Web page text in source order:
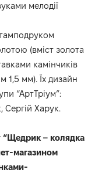
мелодії
(вміст золота
камінчиків
1,5 мм). Їх дизайн
“АртТріум”:
Харук.
“Щедрик – колядка
магазином